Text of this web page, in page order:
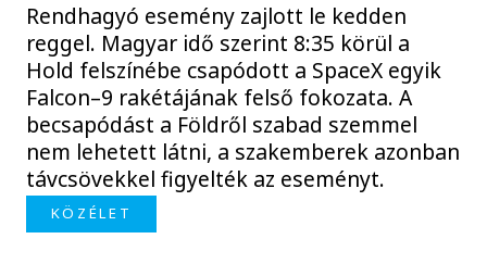
Rendhagyó esemény zajlott le kedden
reggel. Magyar idő szerint 8:35 körül a
Hold felszínébe csapódott a SpaceX egyik
Falcon–9 rakétájának felső fokozata. A
becsapódást a Földről szabad szemmel
nem lehetett látni, a szakemberek azonban
távcsövekkel figyelték az eseményt.
KÖZÉLET